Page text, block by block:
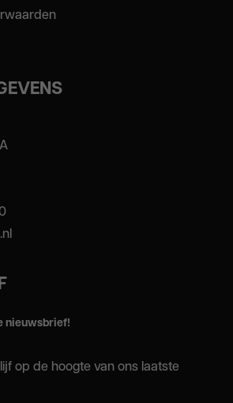
nieuwsbrief!
op de hoogte van ons laatste